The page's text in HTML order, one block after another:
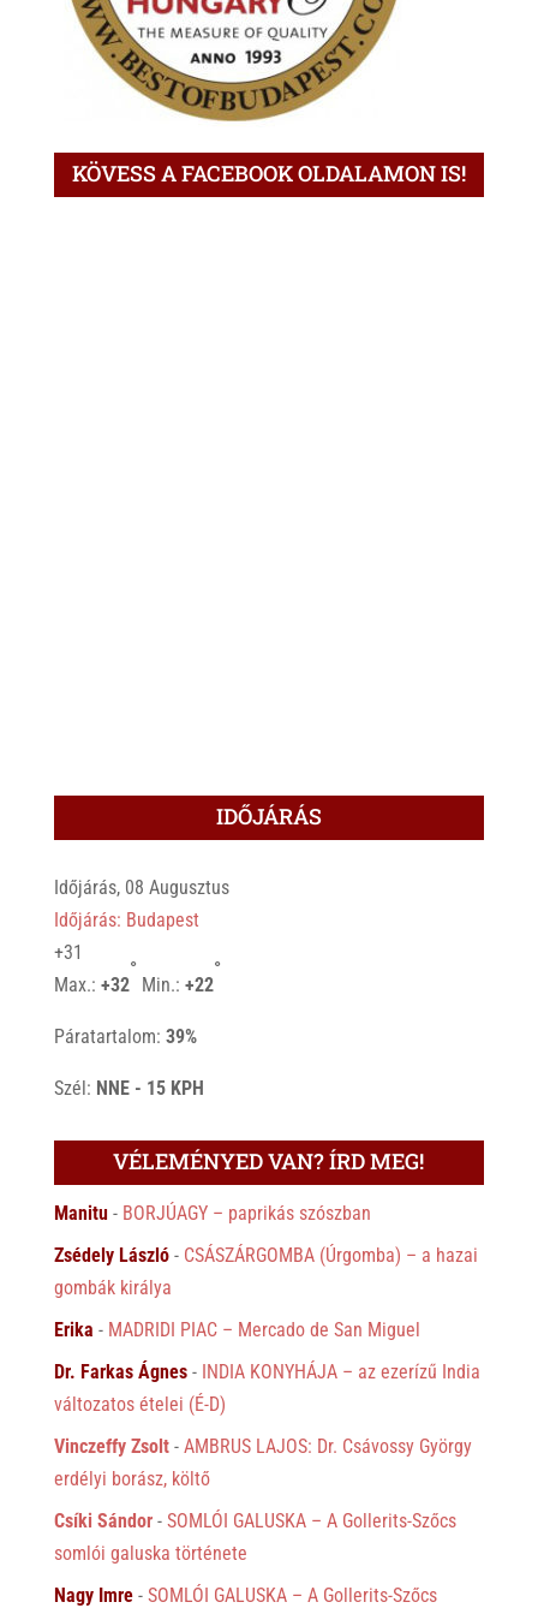
KÖVESS A FACEBOOK OLDALAMON IS!
IDŐJÁRÁS
Időjárás, 08 Augusztus
Időjárás: Budapest
+31
Max.: +32
°
Min.: +22
°
Páratartalom: 39%
Szél: NNE - 15 KPH
VÉLEMÉNYED VAN? ÍRD MEG!
Manitu- BORJÚAGY – paprikás szószban
Zsédely László- CSÁSZÁRGOMBA (Úrgomba) – a hazai
gombák királya
Erika - MADRIDI PIAC – Mercado de San Miguel
Dr. Farkas Ágnes- INDIA KONYHÁJA – az ezerízű India
változatos ételei (É-D)
Vinczeffy Zsolt- AMBRUS LAJOS: Dr. Csávossy György
erdélyi borász, költő
Csíki Sándor- SOMLÓI GALUSKA – A Gollerits-Szőcs
somlói galuska története
Nagy Imre- SOMLÓI GALUSKA – A Gollerits-Szőcs